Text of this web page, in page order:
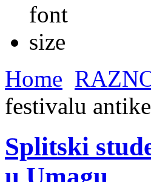
Home
festivalu
Splitski
u Umagu